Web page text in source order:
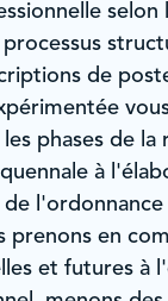
selon
processus
de
phases de la
à
l'ordonnance
prenons en
et futures à